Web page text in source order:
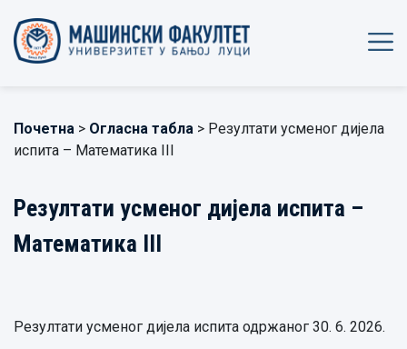
Почетна > Огласна табла > Резултати усменог дијела
испита – Математика III
Резултати усменог дијела испита –
Математика III
Резултати усменог дијела испита одржаног 30. 6. 2026.